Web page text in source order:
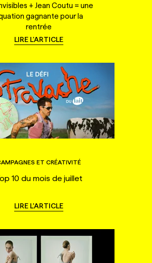
+ Jean Coutu = une
gagnante pour la
rentrée
LIRE L'ARTICLE
ET CRÉATIVITÉ
10 du mois de juillet
LIRE L'ARTICLE